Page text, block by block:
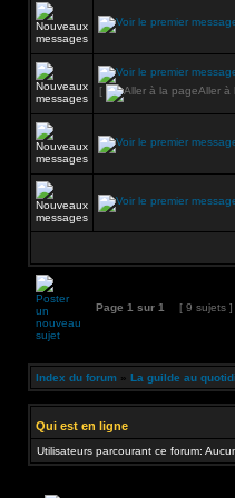
[ Aller à
Page 1 sur 1 [ 9 sujets ]
Index du forum » La guilde au
Qui est en ligne
Utilisateurs parcourant ce forum: